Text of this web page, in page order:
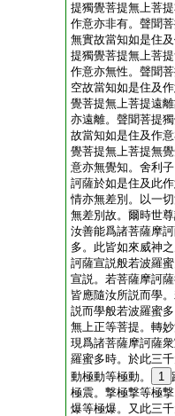
提獨覺菩提無上菩
作意亦非有。聲聞
無實故當知如是住
提獨覺菩提無上菩
作意亦無性。聲聞
空故當知如是住及
覺菩提無上菩提遠
亦遠離。聲聞菩提
故當知如是住及作
覺菩提無上菩提無
意亦無覺知。舍利
訶薩於如是住及此
情亦無差別。以一
無差別故。爾時世
汝善能爲諸菩薩摩
多。此皆如來威神
訶薩宣説般若波羅
宣説。若菩薩摩訶
皆應隨汝所説而學
説而學般若波羅蜜
無上正等菩提。轉
現爲諸菩薩摩訶薩
羅蜜多時。於此三
動極動等極動。
1
極震。撃極撃等極
爆等極爆。又此三